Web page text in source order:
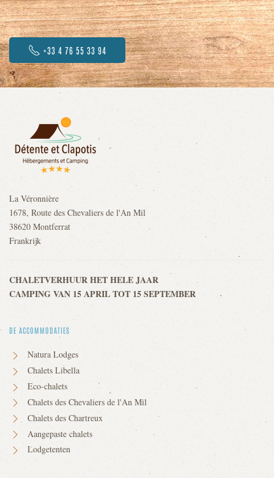
+33 4 76 55 33 94
La Véronnière
1678, Route des Chevaliers de l'An Mil
38620 Montferrat
Frankrijk
CHALETVERHUUR HET HELE JAAR
CAMPING VAN 15 APRIL TOT 15 SEPTEMBER
DE ACCOMMODATIES
Natura Lodges
Chalets Libella
Eco-chalets
Chalets des Chevaliers de l'An Mil
Chalets des Chartreux
Aangepaste chalets
Lodgetenten